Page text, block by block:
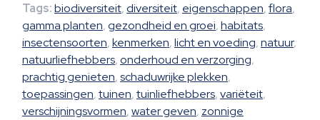
Tags:biodiversiteit,diversiteit, eigenschappen,flora,
gamma planten,gezondheid en groei,habitats,
insectensoorten,kenmerken,licht en voeding,natuur,
natuurliefhebbers,onderhoud en verzorging,
prachtig genieten,schaduwrijke plekken,
toepassingen,tuinen,tuinliefhebbers,variëteit,
verschijningsvormen,water geven, zonnige